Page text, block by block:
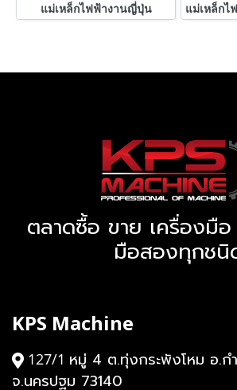
แม่เหล็กไฟฟ้างานญี่ปุ่น
ตลาดซื้อ ขาย เครื่องมือ
มือสองทุกชนิ
KPS Machine
127/1 หมู่ 4 ต.ทุ่งกระพังโหม อ.ก
จ.นครปฐม 73140